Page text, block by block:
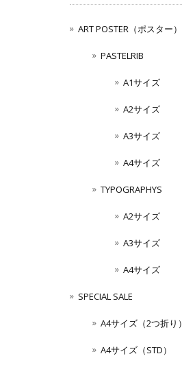
ART POSTER（ポスター）
PASTELRIB
A1サイズ
A2サイズ
A3サイズ
A4サイズ
TYPOGRAPHYS
A2サイズ
A3サイズ
A4サイズ
SPECIAL SALE
A4サイズ（2つ折り）
A4サイズ（STD）